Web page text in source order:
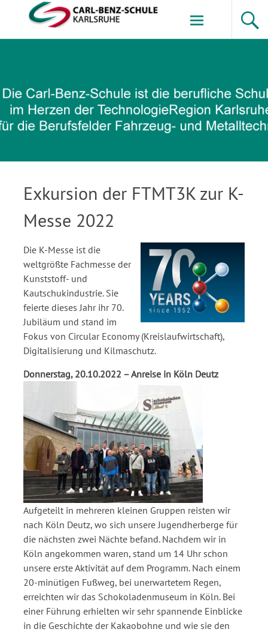
Zum
Inhalt
springen
Exkursion der FTMT3K zur K-
Messe 2022
Die K-Messe ist die
weltgrößte Fachmesse der
Kunststoff- und
Kautschukindustrie. Sie
feierte dieses Jahr ihr 70.
Jubiläum und stand im
Fokus von Circular Economy (Kreislaufwirtschaft),
Digitalisierung und Kilmaschutz.
Donnerstag, 20.10.2022 – Anreise in Köln Deutz
Aufgeteilt in mehreren kleinen Gruppen reisten wir
nach Köln Deutz, wo sich unsere Jugendherberge für
die nächsten zwei Nächte befand. Nachdem wir in
Köln angekommen waren, stand um 14 Uhr schon
unsere erste Aktivität auf dem Programm. Nach einem
20-minütigen Fußweg, bei unerwartetem Regen,
erreichten wir das Schokoladenmuseum in Köln. Bei
einer Führung erhielten wir sehr spannende Einblicke
in die Geschichte der Kakaobohne und wie sie den